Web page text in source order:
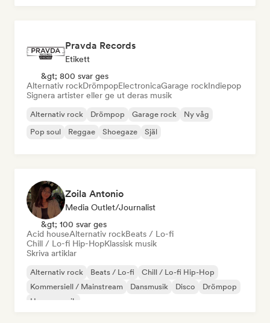
Pravda Records
Etikett
&gt; 800 svar ges
Alternativ rockDrömpopElectronicaGarage rockIndiepop
Signera artister eller ge ut deras musik
Alternativ rock Drömpop Garage rock
Ny våg
Pop soul
Reggae Shoegaze Själ
Zoila Antonio
Media Outlet/Journalist
&gt; 100 svar ges
Acid houseAlternativ rockBeats / Lo-fi
Chill / Lo-fi Hip-HopKlassisk musik
Skriva artiklar
Alternativ rock Beats / Lo-fi
Chill / Lo-fi Hip-Hop
Kommersiell / Mainstream
Dansmusik Disco
Drömpop
House-musik